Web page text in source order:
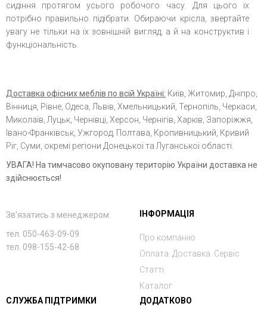
сидіння протягом усього робочого часу. Для цього їх
потрібно правильно підібрати. Обираючи крісла, звертайте
увагу не тільки на їх зовнішній вигляд, а й на конструктив і
функціональність.
Доставка офісних меблів по всій Україні: Київ, Житомир, Дніпро,
Вінниця, Рівне, Одеса, Львів, Хмельницький, Тернопіль, Черкаси,
Миколаїв, Луцьк, Чернівці, Херсон, Чернігів, Харків, Запоріжжя,
Івано-Франківськ, Ужгород, Полтава, Кропивницький, Кривий
Ріг, Суми, окремі регіони Донецької та Луганської області.
УВАГА! На тимчасово окуповану територію України доставка не
здійснюється!
Зв'язатись з менеджером:
тел. 050-463-09-09
тел. 098-155-42-68
ІНФОРМАЦІЯ
Про компанію
Оплата. Доставка. Сервіс
Статті
Каталог
СЛУЖБА ПІДТРИМКИ
ДОДАТКОВО